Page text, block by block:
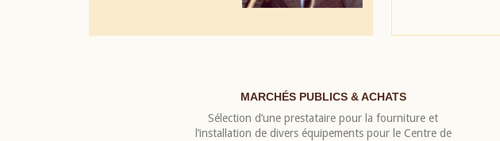
MARCHÉS PUBLICS & ACHATS
Sélection d’une prestataire pour la fourniture et
l’installation de divers équipements pour le Centre de